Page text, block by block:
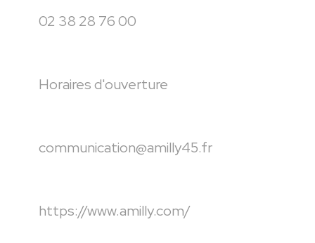
02 38 28 76 00
Horaires d'ouverture
communication@amilly45.fr
https://www.amilly.com/